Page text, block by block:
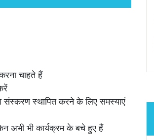
चाहते हैं
स्थापित करने के लिए समस्याएं
अभी भी कार्यक्रम के बचे हुए हैं